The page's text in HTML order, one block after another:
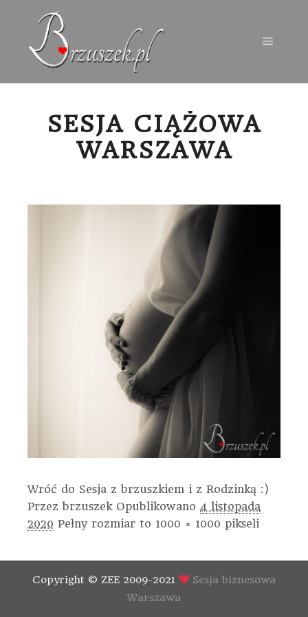
SESJA CIĄŻOWA
WARSZAWA
Wróć do Sesja z brzuszkiem i z Rodzinką :)
Przezbrzuszek Opublikowano 4 listopada
2020 Pełny rozmiar to 1000 × 1000 pikseli
Copyright © ZEE 2009-2021
Sesja biznesowa
Warszawa